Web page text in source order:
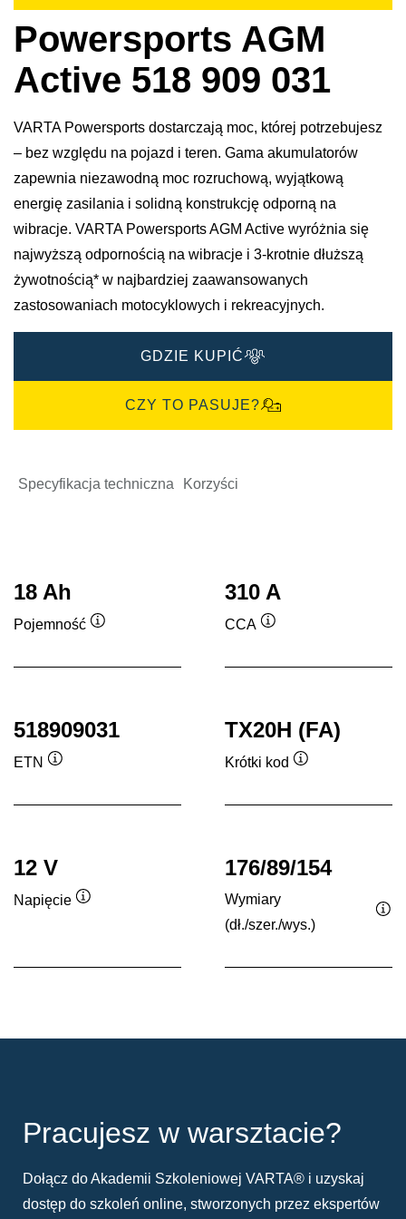
Powersports AGM
Active 518 909 031
VARTA Powersports dostarczają moc, której potrzebujesz
– bez względu na pojazd i teren. Gama akumulatorów
zapewnia niezawodną moc rozruchową, wyjątkową
energię zasilania i solidną konstrukcję odporną na
wibracje. VARTA Powersports AGM Active wyróżnia się
najwyższą odpornością na wibracje i 3-krotnie dłuższą
żywotnością* w najbardziej zaawansowanych
zastosowaniach motocyklowych i rekreacyjnych.
GDZIE KUPIĆ
CZY TO PASUJE?
Specyfikacja techniczna Korzyści
18 Ah
Pojemność
310 A
CCA
518909031
ETN
TX20H (FA)
Krótki kod
12 V
Napięcie
176/89/154
Wymiary
(dł./szer./wys.)
Pracujesz w warsztacie?
Dołącz do Akademii Szkoleniowej VARTA® i uzyskaj
dostęp do szkoleń online, stworzonych przez ekspertów